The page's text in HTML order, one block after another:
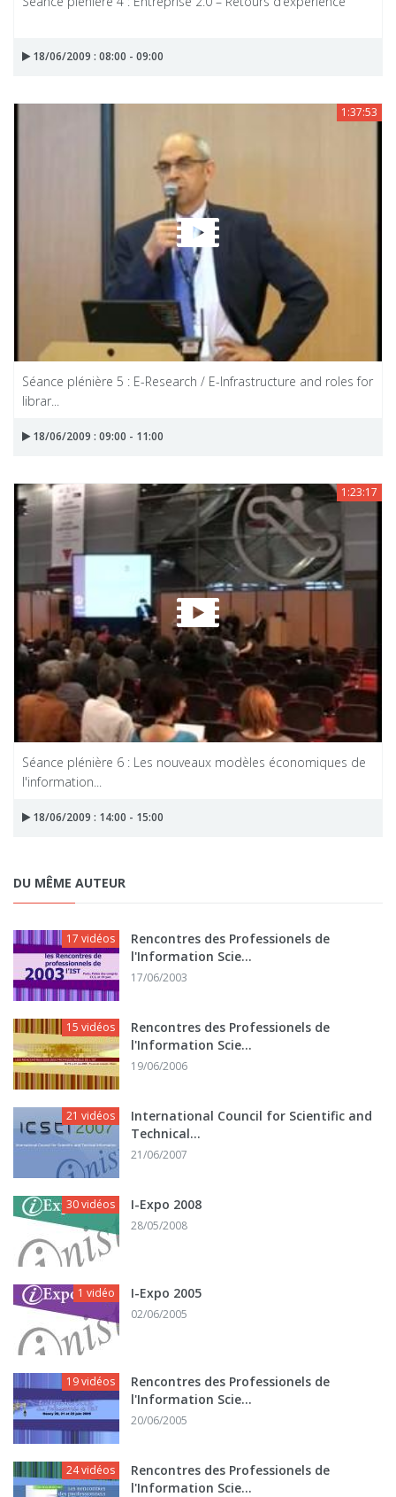
18/06/2009 : 08:00 - 09:00
1:37:53
Séance plénière 5 : E-Research / E-Infrastructure and roles for
librar...
18/06/2009 : 09:00 - 11:00
1:23:17
Séance plénière 6 : Les nouveaux modèles économiques de
l'information...
18/06/2009 : 14:00 - 15:00
DU MÊME AUTEUR
17 vidéos
Rencontres des Professionels de
l'Information Scie...
17/06/2003
15 vidéos
Rencontres des Professionels de
l'Information Scie...
19/06/2006
21 vidéos
International Council for Scientific and
Technical...
21/06/2007
30 vidéos I-Expo 2008
28/05/2008
1 vidéo I-Expo 2005
02/06/2005
19 vidéos
Rencontres des Professionels de
l'Information Scie...
20/06/2005
24 vidéos
Rencontres des Professionels de
l'Information Scie...